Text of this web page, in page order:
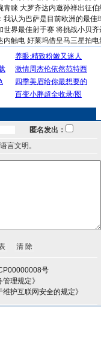
青睐 大罗齐达内邀孙祥出征伯
我认为巴萨是目前欧洲的最佳
世界最佳射手赛 将挑战小贝齐
内触电 好莱坞借皇马三星拍电
匿名发出：
言文明。
号
理规定》
护互联网安全的规定》